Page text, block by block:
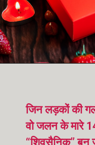
जिन लड़कों की
वो जलन के मारे
“शिवसैनिक” बन